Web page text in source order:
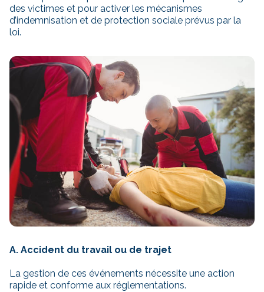
des victimes et pour activer les mécanismes
d’indemnisation et de protection sociale prévus par la
loi.
A. Accident du travail ou de trajet
La gestion de ces événements nécessite une action
rapide et conforme aux réglementations.